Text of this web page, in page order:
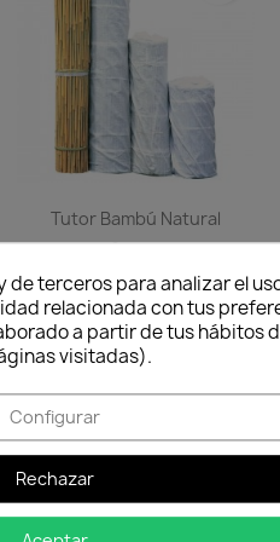
Tutor Bambú Natural
0,12 €
Disponible
favorite_border
de terceros para analizar el
relacionada con tus
a partir de tus hábitos
visitadas).
Configurar
Rechazar